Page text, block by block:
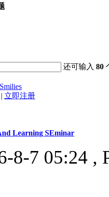
还可输入80
Smilies
| 立即注册
Learning SEminar
8-7 05:24 ,